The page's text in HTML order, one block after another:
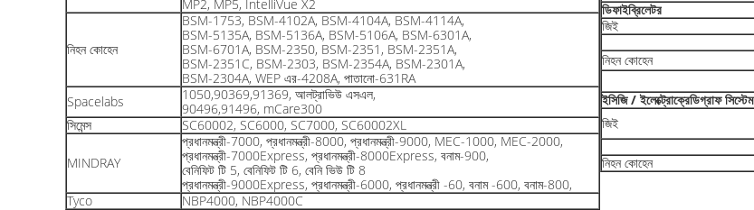
MP2, MP5, IntelliVue X2
নিহন কোহেন
BSM-1753, BSM-4102A, BSM-4104A, BSM-4114A,
BSM-5135A, BSM-5136A, BSM-5106A, BSM-6301A,
BSM-6701A, BSM-2350, BSM-2351, BSM-2351A,
BSM-2351C, BSM-2303, BSM-2354A, BSM-2301A,
BSM-2304A, WEP এর-4208A, পাতানো-631RA
Spacelabs
1050,90369,91369, আলট্রাভিউ এসএল,
90496,91496, mCare300
সিমেন্স
SC60002, SC6000, SC7000, SC60002XL
MINDRAY
প্রধানমন্ত্রী-7000, প্রধানমন্ত্রী-8000, প্রধানমন্ত্রী-9000, MEC-1000, MEC-2000,
প্রধানমন্ত্রী-7000Express, প্রধানমন্ত্রী-8000Express, বনাম-900,
বেনিফিট টি 5, বেনিফিট টি 6, বেনি ভিউ টি 8
প্রধানমন্ত্রী-9000Express, প্রধানমন্ত্রী-6000, প্রধানমন্ত্রী -60, বনাম -600, বনাম-800,
Tyco
NBP4000, NBP4000C
ডিফাইব্রিলেটর
জিই
নিহন কোহেন
ইসিজি / ইলেক্ট্রোক্রেডিগ্রাফ সিস্টেম
জিই
নিহন কোহেন